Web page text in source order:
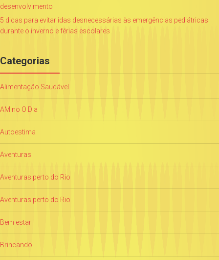
desenvolvimento
5 dicas para evitar idas desnecessárias às emergências pediátricas
durante o inverno e férias escolares
Categorias
Alimentação Saudável
AM no O Dia
Autoestima
Aventuras
Aventuras perto do Rio
Aventuras perto do Rio
Bem estar
Brincando